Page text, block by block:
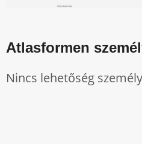
Atlasformen
Nincs lehetőség